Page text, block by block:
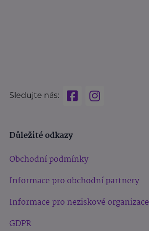
Sledujte nás:
Důležité odkazy
Obchodní podmínky
Informace pro obchodní partnery
Informace pro neziskové organizace
GDPR